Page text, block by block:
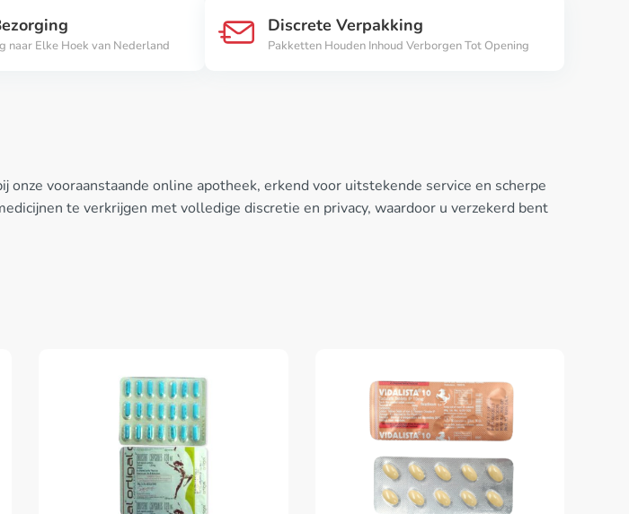
naar Elke Hoek van Nederland
Discrete Verpakking
Pakketten Houden Inhoud Verborgen Tot Opening
vooraanstaande online apotheek, erkend voor uitstekende service en scherpe
te verkrijgen met volledige discretie en privacy, waardoor u verzekerd bent